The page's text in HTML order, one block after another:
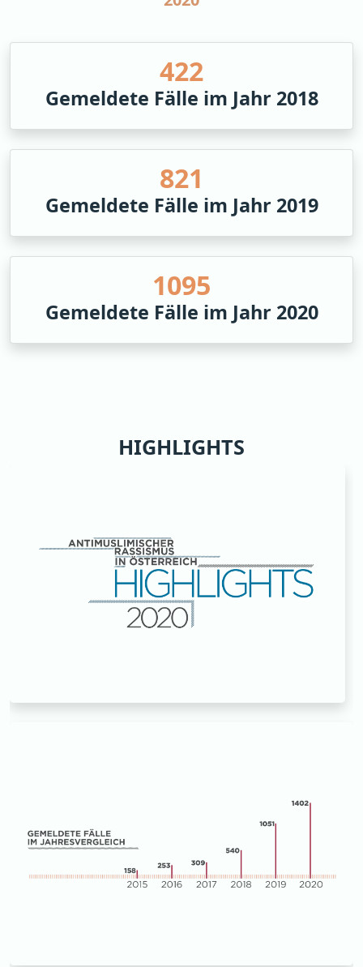
499
Gemeldete Fälle im Jahr 2018
972
Gemeldete Fälle im Jahr 2019
1297
Gemeldete Fälle im Jahr 2020
HIGHLIGHTS